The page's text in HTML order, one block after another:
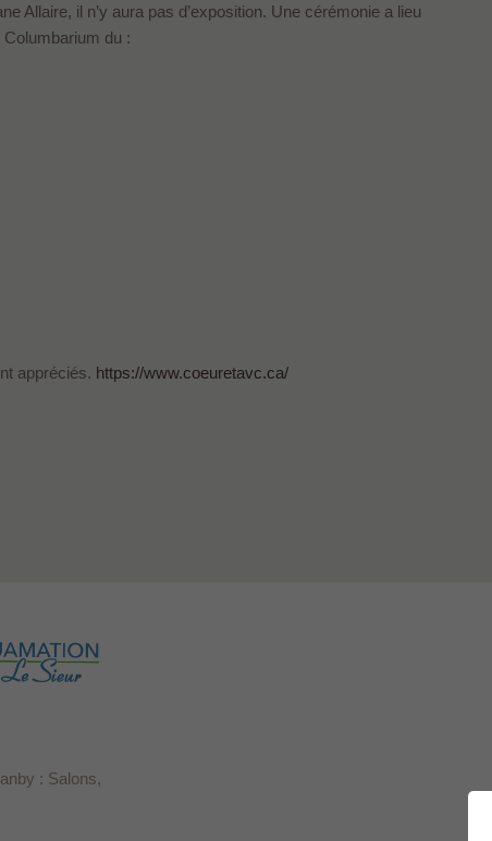
Allaire, il n’y aura pas d’exposition. Une cérémonie a lieu
du :
appréciés. https://www.coeuretavc.ca/
: Salons,